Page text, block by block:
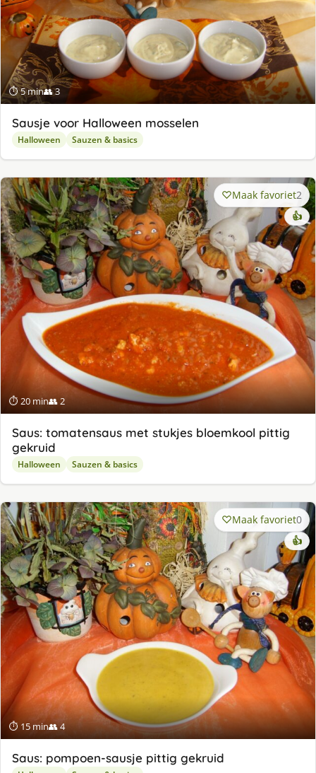
⏱ 5 min👥 3
Sausje voor Halloween mosselen
Halloween Sauzen & basics
⏱ 20 min👥 2
Maak favoriet2
👍
Saus: tomatensaus met stukjes bloemkool pittig
gekruid
Halloween Sauzen & basics
⏱ 15 min👥 4
Maak favoriet0
👍
Saus: pompoen-sausje pittig gekruid